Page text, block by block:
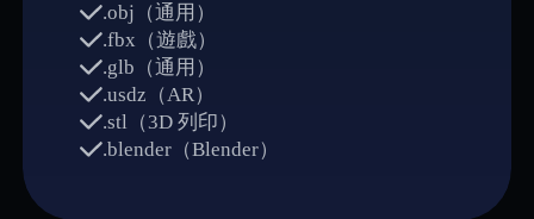
.obj（通用）
.fbx（遊戲）
.glb（通用）
.usdz（AR）
.stl（3D 列印）
.blender（Blender）